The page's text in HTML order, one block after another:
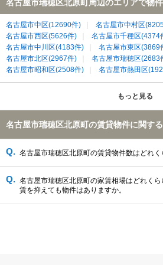
名古屋市瑞穂区北原町周辺のエリアで物
名古屋市中区(12690件)
名古屋市中村区
名古屋市西区(5626件)
名古屋市千種区(4374
名古屋市中川区(4183件)
名古屋市東区(3869
名古屋市北区(2967件)
名古屋市瑞穂区(2683
名古屋市昭和区(2508件)
名古屋市熱田区
名古屋市名東区(1893件)
名古屋市南区(1892
名古屋市緑区(1468
尾張旭市(260件)
豊明市(202件)
もっと見る
名古屋市瑞穂区北原町の賃貸物件に関す
名古屋市瑞穂区北原町の賃貸物件数はどれく
名古屋市瑞穂区北原町の家賃相場はどれく
賃を抑えても物件はありますか。